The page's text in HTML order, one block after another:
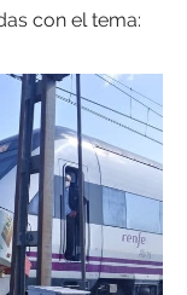
con el tema: